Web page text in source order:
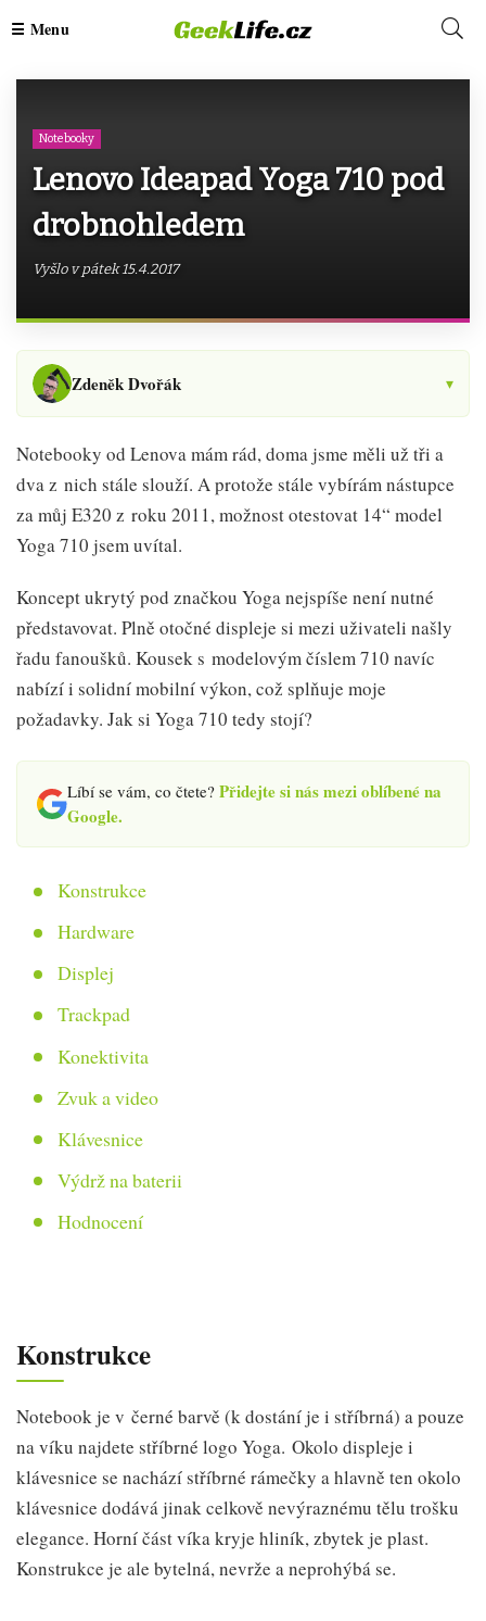
Notebooky
Lenovo Ideapad Yoga 710 pod
drobnohledem
Vyšlo v pátek 15.4.2017
Zdeněk Dvořák ▾
Notebooky od Lenova mám rád, doma jsme měli už tři a
dva z nich stále slouží. A protože stále vybírám nástupce
za můj E320 z roku 2011, možnost otestovat 14“ model
Yoga 710 jsem uvítal.
Koncept ukrytý pod značkou Yoga nejspíše není nutné
představovat. Plně otočné displeje si mezi uživateli našly
řadu fanoušků. Kousek s modelovým číslem 710 navíc
nabízí i solidní mobilní výkon, což splňuje moje
požadavky. Jak si Yoga 710 tedy stojí?
Líbí se vám, co čtete? Přidejte si nás mezi oblíbené na
Google.
Konstrukce
Hardware
Displej
Trackpad
Konektivita
Zvuk a video
Klávesnice
Výdrž na baterii
Hodnocení
Konstrukce
Notebook je v černé barvě (k dostání je i stříbrná) a pouze
na víku najdete stříbrné logo Yoga. Okolo displeje i
klávesnice se nachází stříbrné rámečky a hlavně ten okolo
klávesnice dodává jinak celkově nevýraznému tělu trošku
elegance. Horní část víka kryje hliník, zbytek je plast.
Konstrukce je ale bytelná, nevrže a neprohýbá se.